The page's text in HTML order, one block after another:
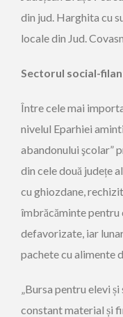
din jud. Harghita cu
locale din Jud.
Sectorul social-
Între cele mai
nivelul Eparhiei
abandonului şcolar”
din cele două județe
cu ghiozdane,
îmbrăcăminte
defavorizate, iar
pachete cu alimente
„Bursa pentru elevi
constant material și